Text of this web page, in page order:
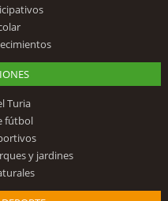
Turia
fútbol
y jardines